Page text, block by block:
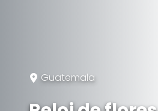
Guatemala